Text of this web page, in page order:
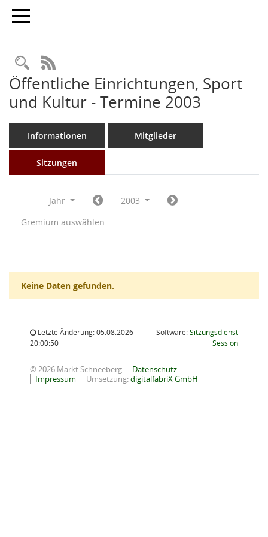
Toggle navigation
Rechercheauswahl
RSS-Feed
Öffentliche Einrichtungen, Sport
und Kultur - Termine 2003
Informationen Mitglieder
Sitzungen
Jahr
2003
Gremium auswählen
Keine Daten gefunden.
Letzte Änderung: 05.08.2026
20:00:50
Software:Sitzungsdienst
Session(Wird in
© 2026 Markt Schneeberg
Datenschutz
Impressum
Umsetzung:digitalfabriX GmbH